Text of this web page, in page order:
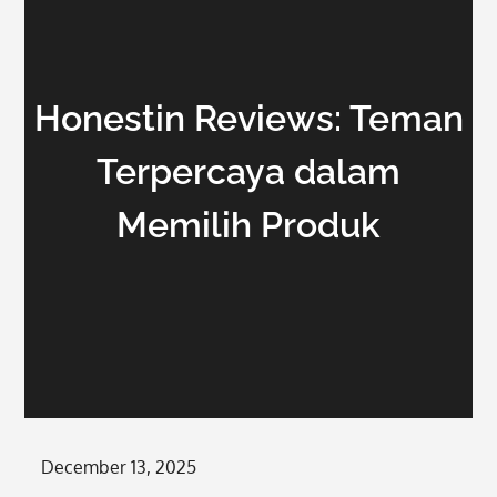
Honestin Reviews: Teman
Terpercaya dalam
Memilih Produk
Posted
December 13, 2025